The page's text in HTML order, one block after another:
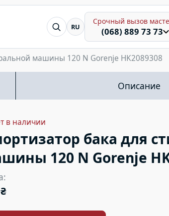
Я ищу...RU
Срочный вызов
(068) 889 73 73
машины 120 N Gorenje HK2089308
Описание
в наличии
бака для
120 N Gorenje